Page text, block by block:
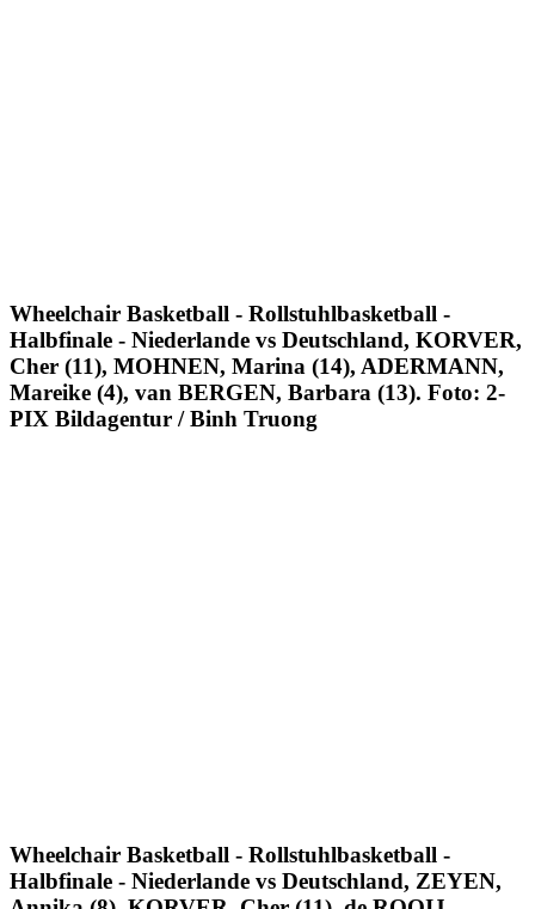
Wheelchair Basketball - Rollstuhlbasketball -
Halbfinale - Niederlande vs Deutschland, KORVER,
Cher (11), MOHNEN, Marina (14), ADERMANN,
Mareike (4), van BERGEN, Barbara (13). Foto: 2-
PIX Bildagentur / Binh Truong
Wheelchair Basketball - Rollstuhlbasketball -
Halbfinale - Niederlande vs Deutschland, ZEYEN,